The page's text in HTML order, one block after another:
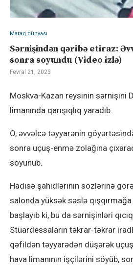
Maraq dünyası
Sərnişindən qəribə etiraz:
sonra soyundu (Video izlə)
Fevral 21, 2023
Moskva-Kazan reysinin sərnişini
limanında qarışıqlıq yaradıb.
O, əvvəlcə təyyarənin
sonra uçuş-enmə zolağına
soyunub.
Hadisə şahidlərinin sözlərinə
salonda yüksək səslə
başlayıb ki, bu da sərnişinləri
Stüardessaların təkrar-təkrar
qəfildən təyyarədən düşərək
hava limanının işçilərini söyüb,